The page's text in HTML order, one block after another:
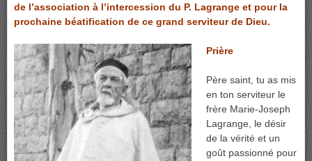
de l’association à l’intercession du P. Lagrange et pour la
prochaine béatification de ce grand serviteur de Dieu.
Prière
Père saint, tu as mis
en ton serviteur le
frère Marie-Joseph
Lagrange, le désir
de la vérité et un
goût passionné pour